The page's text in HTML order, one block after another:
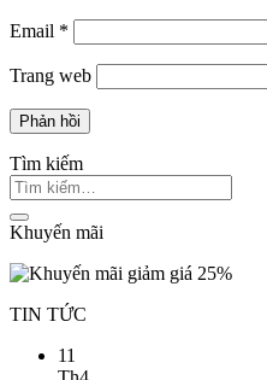
Email *
Trang web
Tìm kiếm
Khuyến mãi
TIN TỨC
11